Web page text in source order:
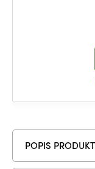
POPIS